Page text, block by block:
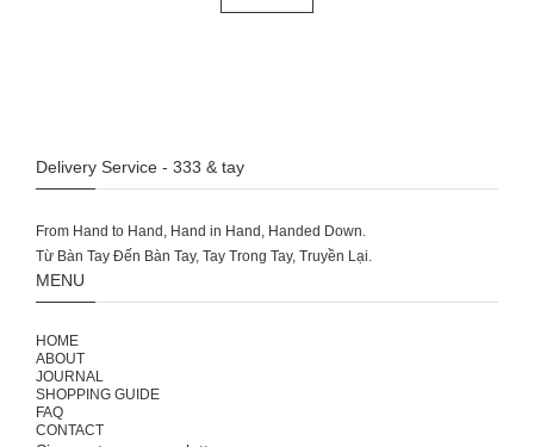
Delivery Service - 333 & tay
From Hand to Hand, Hand in Hand, Handed Down.
MENU
HOME
ABOUT
JOURNAL
SHOPPING GUIDE
FAQ
CONTACT